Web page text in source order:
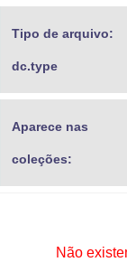
Tipo de arquivo:
dc.type
Aparece nas
coleções:
Não